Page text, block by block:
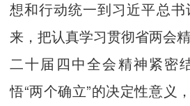
想和行动统一到习近平总
来，把认真学习贯彻省两会
二十届四中全会精神紧密
悟“两个确立”的决定性意义